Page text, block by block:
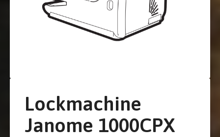
Lockmachine
Janome 1000CPX